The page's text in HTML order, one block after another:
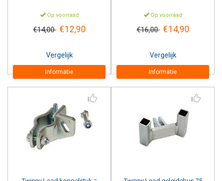
Op voorraad
€14,00 €12,90
Vergelijk
Informatie
Op voorraad
€16,00 €14,90
Vergelijk
Informatie